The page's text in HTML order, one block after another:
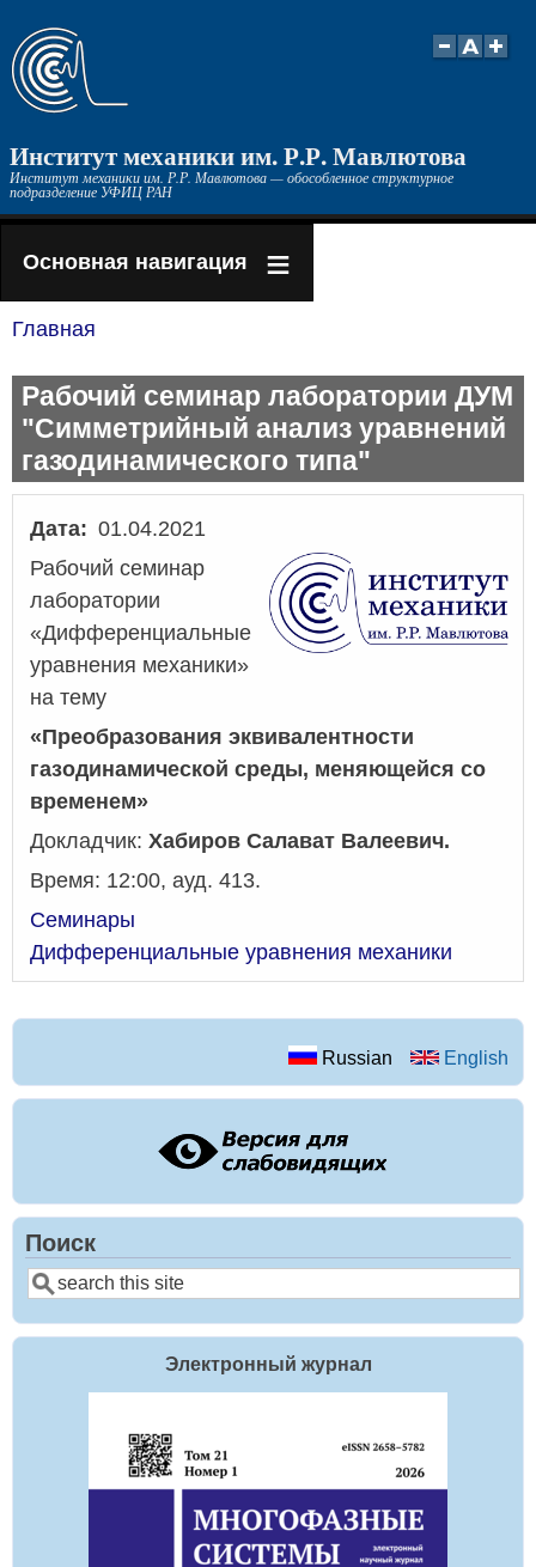
Перейти
основному
Институт механики им. Р.Р. Мавлютова
Институт механики им. Р.Р. Мавлютова — обособленное структурное
подразделение УФИЦ РАН
Основная навигация
навигации
Главная
Рабочий семинар лаборатории ДУМ
"Симметрийный анализ уравнений
газодинамического типа"
Дата
01.04.2021
Рабочий семинар
лаборатории
«Дифференциальные
уравнения механики»
на тему
«Преобразования эквивалентности
газодинамической среды, меняющейся со
временем»
Докладчик: Хабиров Салават Валеевич.
Время: 12:00, ауд. 413.
Семинары
Дифференциальные уравнения механики
Russian English
Поиск
Поиск
Электронный журнал